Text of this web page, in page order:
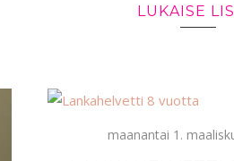
LUKAISE
maanantai 1.